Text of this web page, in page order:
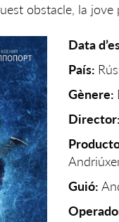
obstacle, la
Data
País:
Gènere:
Director:
Guió: